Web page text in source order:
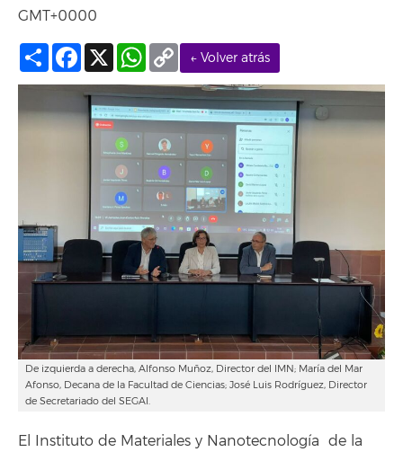
GMT+0000
← Volver atrás
Compartir
Facebook
X WhatsApp
Copy
Link
De izquierda a derecha, Alfonso Muñoz, Director del IMN; María del Mar
Afonso, Decana de la Facultad de Ciencias; José Luis Rodríguez, Director
de Secretariado del SEGAI.
El Instituto de Materiales y Nanotecnología de la